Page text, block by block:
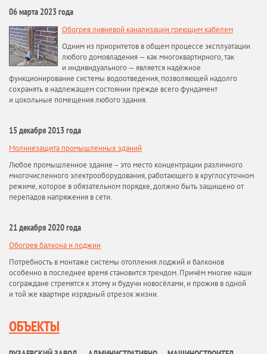
06 марта 2023 года
Обогрев ливневой канализации греющим кабелем
Одним из приоритетов в общем процессе эксплуатации
любого домовладения — как многоквартирного, так
и индивидуального — является надёжное
функционирование системы водоотведения, позволяющей надолго
сохранять в надлежащем состоянии прежде всего фундамент
и цокольные помещения любого здания.
15 декабря 2013 года
Молниезащита промышленных зданий
Любое промышленное здание – это место концентрации различного
многочисленного электрооборудования, работающего в круглосуточном
режиме, которое в обязательном порядке, должно быть защищено от
перепадов напряжения в сети.
21 декабря 2020 года
Обогрев балкона и лоджии
Потребность в монтаже системы отопления лоджий и балконов
особенно в последнее время становится трендом. Причём многие наши
сограждане стремятся к этому и будучи новосёлами, и прожив в одной
и той же квартире изрядный отрезок жизни.
ОБЪЕКТЫ